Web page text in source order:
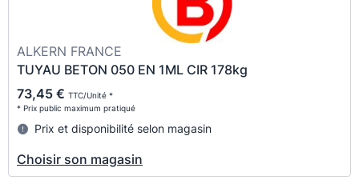
ALKERN FRANCE
TUYAU BETON 050 EN 1ML CIR 178kg
73,45 € TTC/Unité *
* Prix public maximum pratiqué
Prix et disponibilité selon magasin
Choisir son magasin